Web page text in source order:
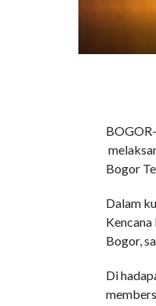
Bogor
Dalam
Bogor,
Di